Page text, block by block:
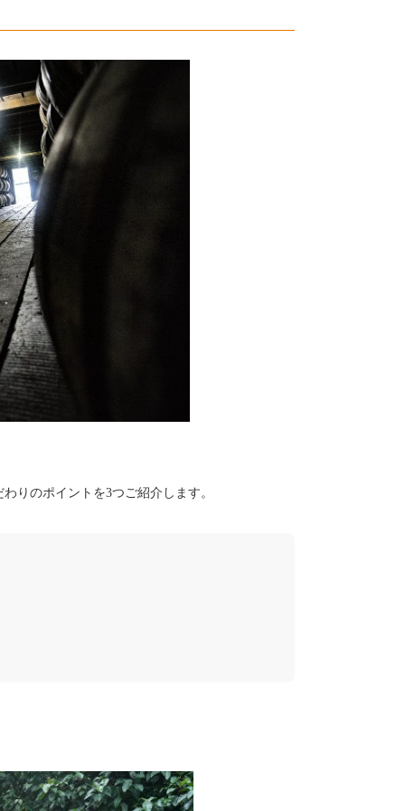
りのポイントを3つご紹介します。